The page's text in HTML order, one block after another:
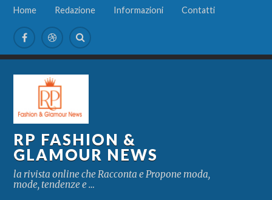
Home Redazione Informazioni Contatti
RP FASHION &
GLAMOUR NEWS
la rivista online che Racconta e Propone moda,
mode, tendenze e …